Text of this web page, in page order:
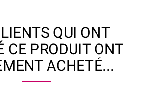
QUI ONT
CE PRODUIT ONT
ACHETÉ...